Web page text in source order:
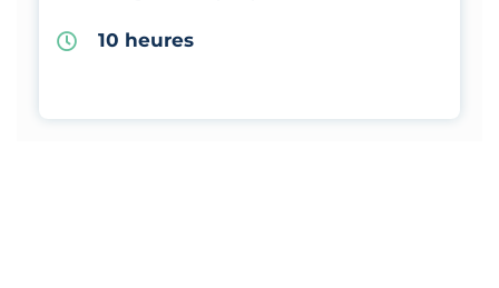
10 heures